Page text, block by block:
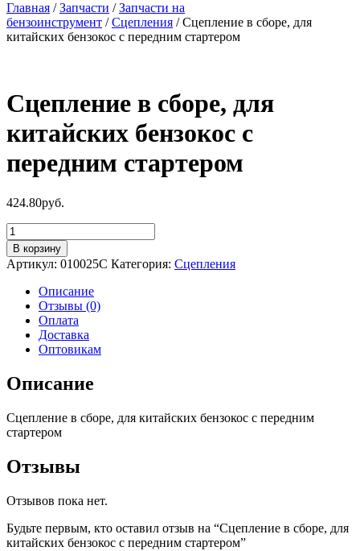
Главная /Запчасти /Запчасти на
бензоинструмент /Сцепления / Cцепление в сборе, для
китайских бензокос с передним стартером
Cцепление в сборе, для
китайских бензокос с
передним стартером
424.80руб.
Количество
товара
Cцепление
в
сборе,
китайских
бензокос
передним
стартером
В корзину
Артикул: 010025C Категория: Сцепления
Описание
Отзывы (0)
Оплата
Доставка
Оптовикам
Описание
Cцепление в сборе, для китайских бензокос с передним
стартером
Отзывы
Отзывов пока нет.
Будьте первым, кто оставил отзыв на “Cцепление в сборе, для
китайских бензокос с передним стартером”